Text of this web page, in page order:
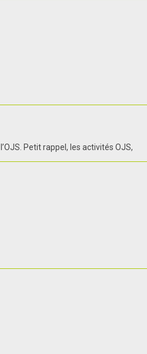
Petit rappel, les activités OJS,